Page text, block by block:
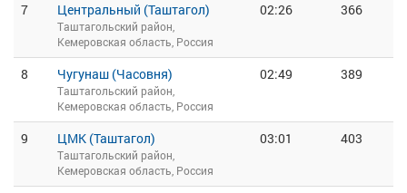
7 Центральный (Таштагол)
Таштагольский район,
Кемеровская область, Россия
02:26 366
8 Чугунаш (Часовня)
Таштагольский район,
Кемеровская область, Россия
02:49 389
9 ЦМК (Таштагол)
Таштагольский район,
Кемеровская область, Россия
03:01 403